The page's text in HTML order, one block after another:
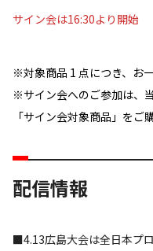
サイン会は16:30より開始
※対象商品 1 点につき、お
※サイン会へのご参加は、
「サイン会対象商品」をご
配信情報
■4.13広島大会は全日本プ